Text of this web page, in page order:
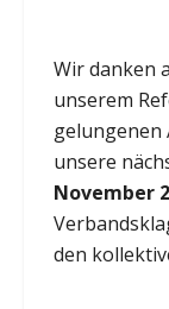
Wir danken
unserem
gelungenen
unsere
November
den